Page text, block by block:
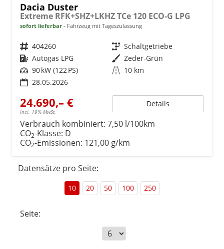
Dacia Duster
Extreme RFK+SHZ+LKHZ TCe 120 ECO-G LPG
sofort lieferbar Fahrzeug mit Tageszulassung
Fahrzeugnr. 404260 Getriebe Schaltgetriebe
Kraftstoff Autogas LPG Außenfarbe Zeder-Grün
Leistung 90 kW (122 PS) Kilometerstand 10 km
28.05.2026
24.690,– €
incl. 19% MwSt.
Details
Verbrauch kombiniert: 7,50 l/100km
CO2-Klasse: D
CO2-Emissionen: 121,00 g/km
Datensätze pro Seite:
10 20 50 100 250
Seite: